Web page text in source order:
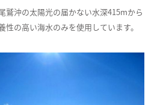
鷲沖の太陽光の届かない水深415mから
の高い海水のみを使用しています。